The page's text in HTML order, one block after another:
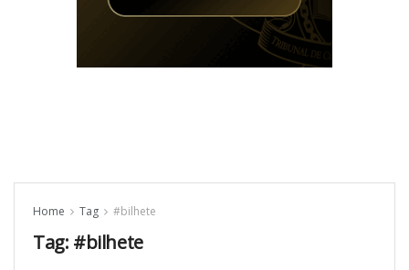
Home Tag #bilhete
Tag: #bilhete